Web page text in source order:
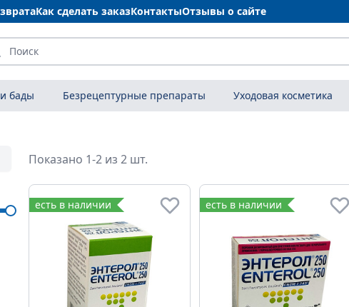
Как сделать заказКонтактыОтзывы о сайте
бады Безрецептурные препараты Уходовая косметика
Показано 1-2 из 2 шт.
есть в наличии есть в наличии